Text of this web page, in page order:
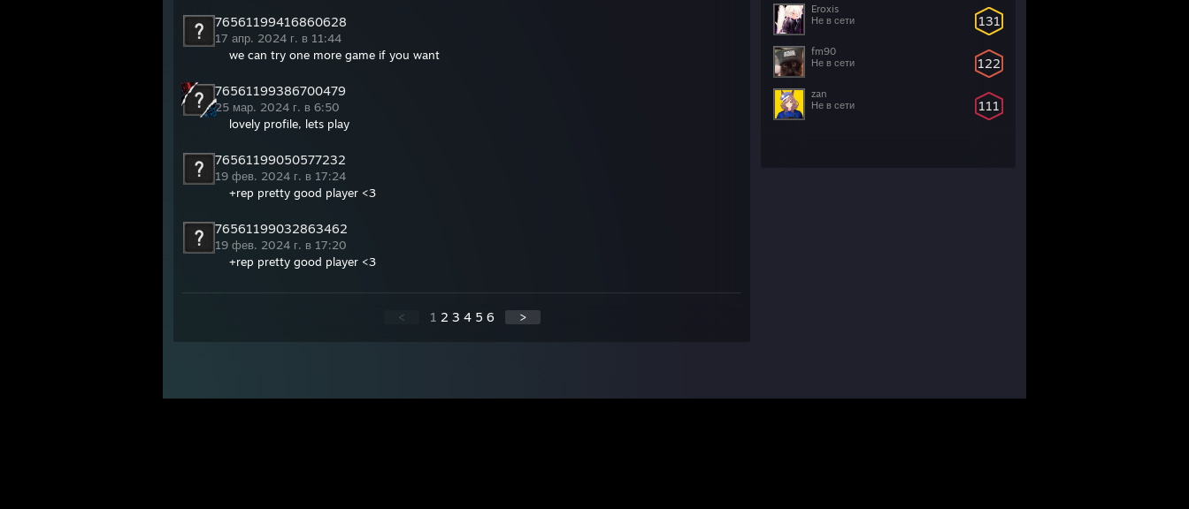
131
Eroxis
Не в сети
122
fm90
Не в сети
111
zan
Не в сети
76561199416860628
17 апр. 2024 г. в 11:44
we can try one more game if you want
76561199386700479
25 мар. 2024 г. в 6:50
lovely profile, lets play
76561199050577232
19 фев. 2024 г. в 17:24
+rep pretty good player <3
76561199032863462
19 фев. 2024 г. в 17:20
+rep pretty good player <3
< 1 2 3 4 5 6 >